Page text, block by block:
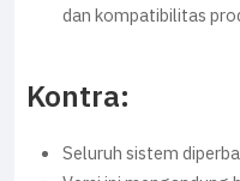
dan kompatibilitas
Kontra:
Seluruh sistem